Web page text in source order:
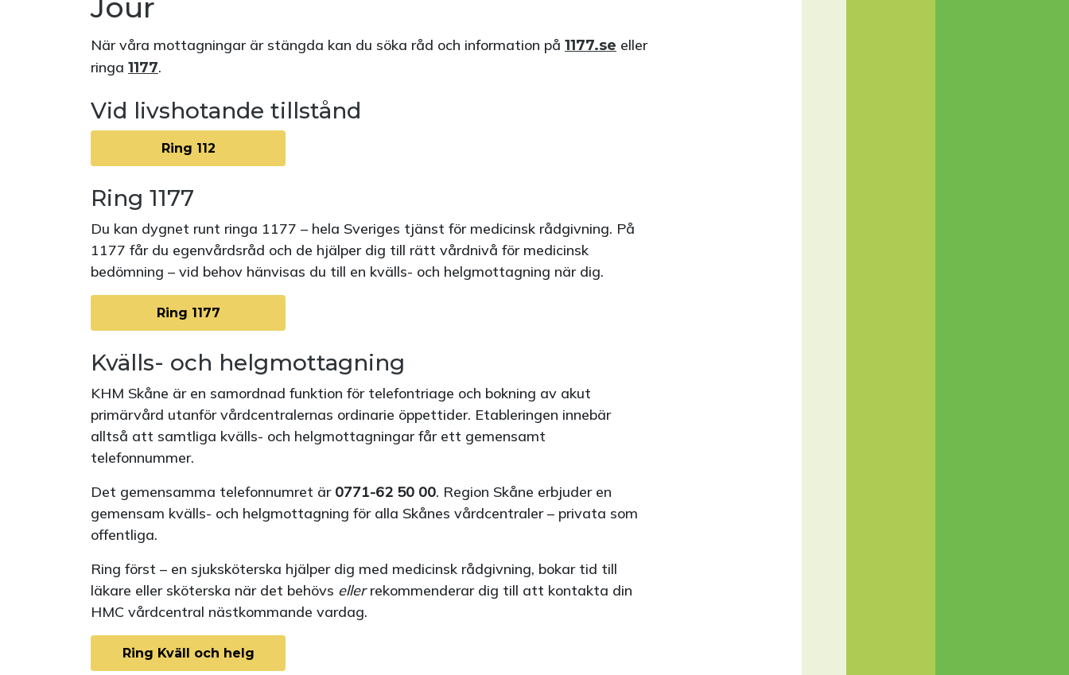
Jour
När våra mottagningar är stängda kan du söka råd och information på 1177.se eller
ringa 1177.
Vid livshotande tillstånd
Ring 112
Ring 1177
Du kan dygnet runt ringa 1177 – hela Sveriges tjänst för medicinsk rådgivning. På
1177 får du egenvårdsråd och de hjälper dig till rätt vårdnivå för medicinsk
bedömning – vid behov hänvisas du till en kvälls- och helgmottagning när dig.
Ring 1177
Kvälls- och helgmottagning
KHM Skåne är en samordnad funktion för telefontriage och bokning av akut
primärvård utanför vårdcentralernas ordinarie öppettider. Etableringen innebär
alltså att samtliga kvälls- och helgmottagningar får ett gemensamt
telefonnummer.
Det gemensamma telefonnumret är 0771-62 50 00. Region Skåne erbjuder en
gemensam kvälls- och helgmottagning för alla Skånes vårdcentraler – privata som
offentliga.
Ring först – en sjuksköterska hjälper dig med medicinsk rådgivning, bokar tid till
läkare eller sköterska när det behövs ellerrekommenderar dig till att kontakta din
HMC vårdcentral nästkommande vardag.
Ring Kväll och helg